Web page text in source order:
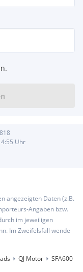
Uhr
angezeigten Daten (z.B.
Angaben bzw.
im jeweiligen
Im Zweifelsfall wende
QJ Motor SFA600